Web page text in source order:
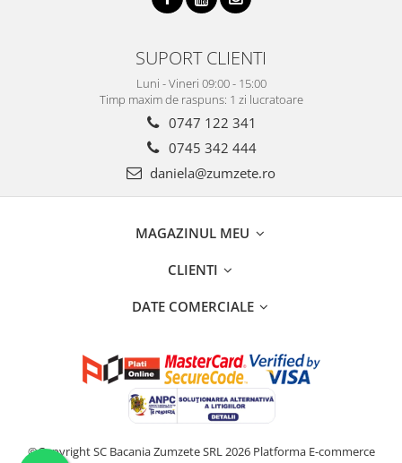
SUPORT CLIENTI
Luni - Vineri 09:00 - 15:00
Timp maxim de raspuns: 1 zi lucratoare
0747 122 341
0745 342 444
daniela@zumzete.ro
MAGAZINUL MEU
CLIENTI
DATE COMERCIALE
©Copyright SC Bacania Zumzete SRL 2026 Platforma E-commerce